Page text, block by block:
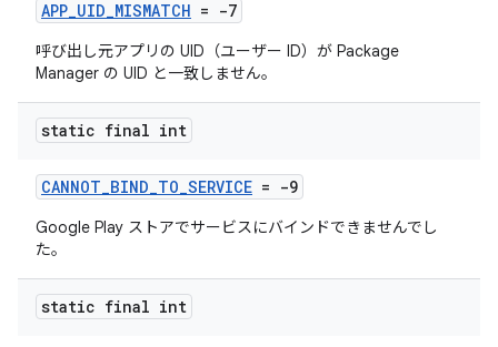
APP_UID_MISMATCH = -7
呼び出し元アプリの UID（ユーザー ID）が Package
Manager の UID と一致しません。
static final int
CANNOT_BIND_TO_SERVICE = -9
Google Play ストアでサービスにバインドできませんでし
た。
static final int